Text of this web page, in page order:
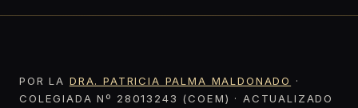
POR LA DRA. PATRICIA PALMA MALDONADO
·
COLEGIADA Nº 28013243 (COEM) · ACTUALIZADO